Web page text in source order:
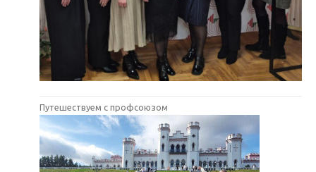
Путешествуем с профсоюзом